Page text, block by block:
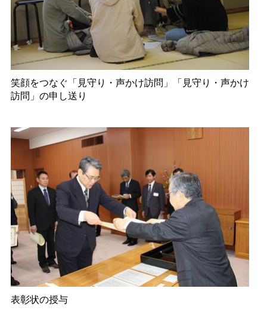
笑顔をつなぐ「見守り・声かけ訪問」「見守り・声かけ
訪問」の申し送り
表彰状の授与